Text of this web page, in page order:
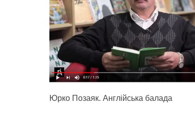
Юрко Позаяк. Англійська балада